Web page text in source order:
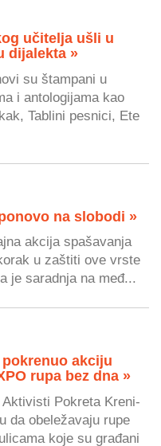
učitelja ušli u
dijalekta »
su štampani u
i antologijama kao
Tablini pesnici, Ete
na slobodi »
akcija spašavanja
u zaštiti ove vrste
je saradnja na međ...
akciju
rupa bez dna »
Pokreta Kreni-
da obeležavaju rupe
koje su građani